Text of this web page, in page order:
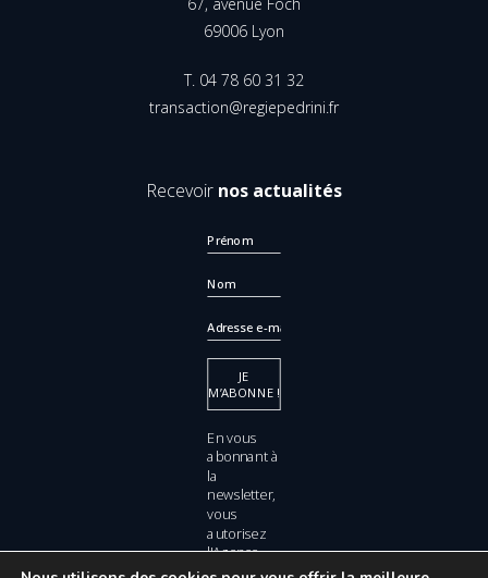
69006 Lyon
T. 04 78 60 31 32
transaction@regiepedrini.fr
Recevoir nos actualités
En vous
abonnant à
la
newsletter,
vous
autorisez
l'Agence
PEDRINI à